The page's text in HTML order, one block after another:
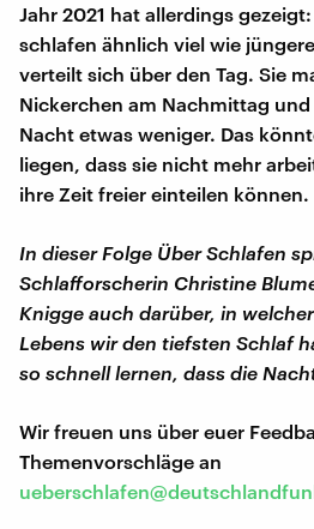
Jahr 2021 hat allerdings
schlafen ähnlich viel wie
verteilt sich über den Tag. Sie
Nickerchen am Nachmittag
Nacht etwas weniger. Das
liegen, dass sie nicht mehr
ihre Zeit freier einteilen können.
In dieser Folge Über Schlafen
Schlafforscherin Christine
Knigge auch darüber, in
Lebens wir den tiefsten Schlaf
so schnell lernen, dass die
Wir freuen uns über euer
Themenvorschläge an